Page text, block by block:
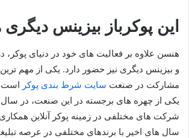
این پوکرباز بیزینس
هنسن علاوه بر فعالیت‌ های خود در دنیای پوکر،
و بیزینس دیگری نیز حضور دارد. یکی از مهم‌
مشارکت در صنعت سایت شرط بندی پوکر
یکی از چهره‌ های برجسته در این صنعت، در
شرکت‌ های مختلفی در زمینه پوکر آنلاین
سال‌ های اخیر با برندهای مختلفی در عرصه